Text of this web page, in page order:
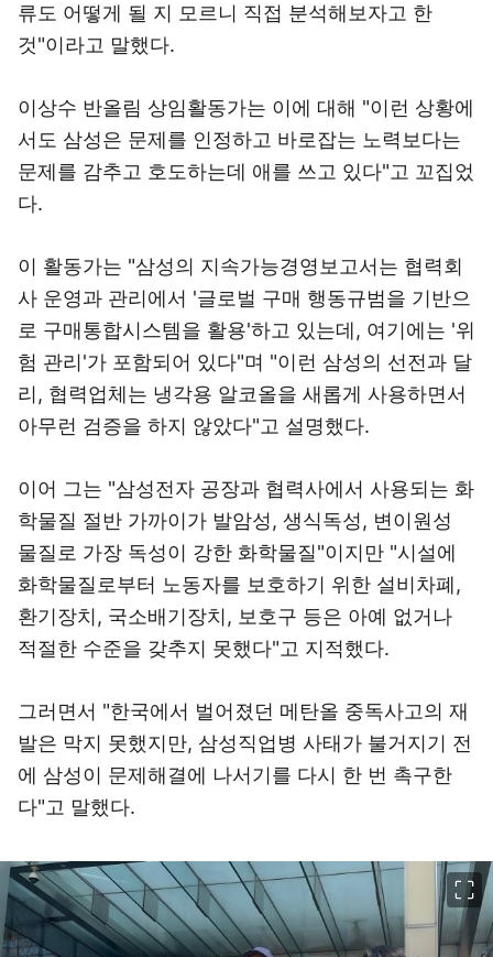
류도 어떻게 될 지 모르니 직접 분석해보자고 한
것"이라고 말했다.
이상수 반올림 상임활동가는 이에 대해 "이런 상황에
서도 삼성은 문제를 인정하고 바로잡는 노력보다는
문제를 감추고 호도하는데 애를 쓰고 있다"고 꼬집었
다.
이 활동가는 "삼성의 지속가능경영보고서는 협력회
사 운영과 관리에서 '글로벌 구매 행동규범을 기반으
로 구매통합시스템을 활용'하고 있는데, 여기에는 '위
험 관리'가 포함되어 있다"며 "이런 삼성의 선전과 달
리, 협력업체는 냉각용 알코올을 새롭게 사용하면서
아무런 검증을 하지 않았다"고 설명했다.
이어 그는 "삼성전자 공장과 협력사에서 사용되는 화
학물질 절반 가까이가 발암성, 생식독성, 변이원성
물질로 가장 독성이 강한 화학물질"이지만 "시설에
화학물질로부터 노동자를 보호하기 위한 설비차폐,
환기장치, 국소배기장치, 보호구 등은 아예 없거나
적절한 수준을 갖추지 못했다"고 지적했다.
그러면서 "한국에서 벌어졌던 메탄올 중독사고의 재
발은 막지 못했지만, 삼성직업병 사태가 불거지기 전
에 삼성이 문제해결에 나서기를 다시 한 번 촉구한
다"고 말했다.